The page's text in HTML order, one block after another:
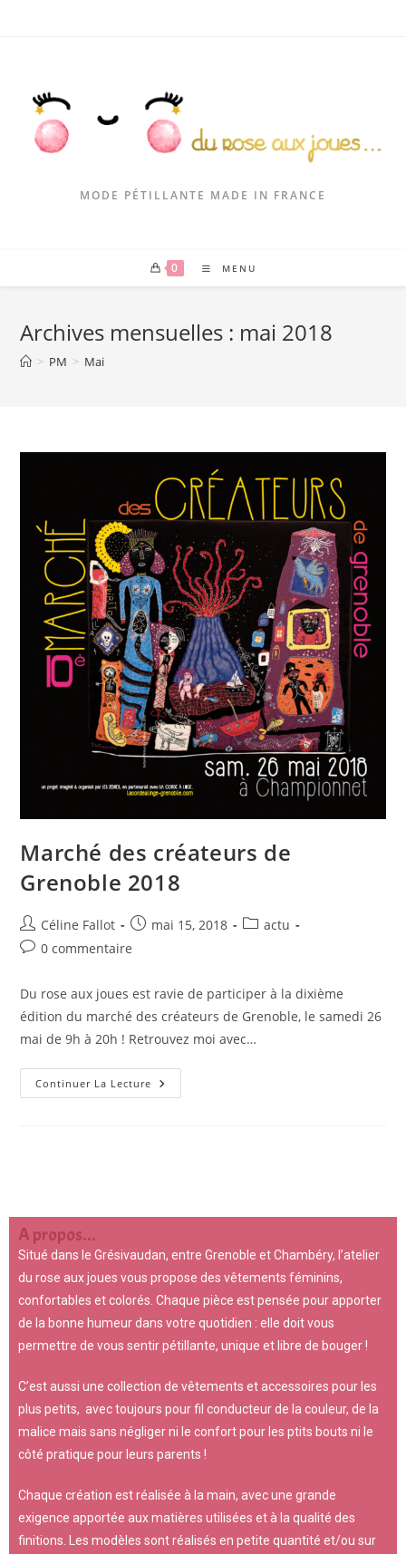
MODE PÉTILLANTE MADE IN FRANCE
0 MENU
Archives mensuelles : mai 2018
> PM > Mai
Marché des créateurs de
Grenoble 2018
Céline Fallot mai 15, 2018
actu
0 commentaire
Du rose aux joues est ravie de participer à la dixième
édition du marché des créateurs de Grenoble, le samedi 26
mai de 9h à 20h ! Retrouvez moi avec…
Continuer La Lecture
A propos...
Situé dans le Grésivaudan, entre Grenoble et Chambéry, l’atelier
du rose aux joues vous propose des vêtements féminins,
confortables et colorés. Chaque pièce est pensée pour apporter
de la bonne humeur dans votre quotidien : elle doit vous
permettre de vous sentir pétillante, unique et libre de bouger !
C’est aussi une collection de vêtements et accessoires pour les
plus petits, avec toujours pour fil conducteur de la couleur, de la
malice mais sans négliger ni le confort pour les ptits bouts ni le
côté pratique pour leurs parents !
Chaque création est réalisée à la main, avec une grande
exigence apportée aux matières utilisées et à la qualité des
finitions. Les modèles sont réalisés en petite quantité et/ou sur